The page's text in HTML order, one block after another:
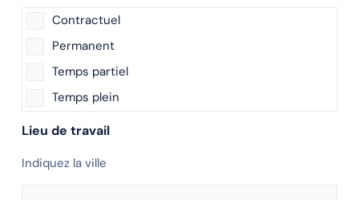
Contractuel
Permanent
Temps partiel
Temps plein
Lieu de travail
Indiquez la ville